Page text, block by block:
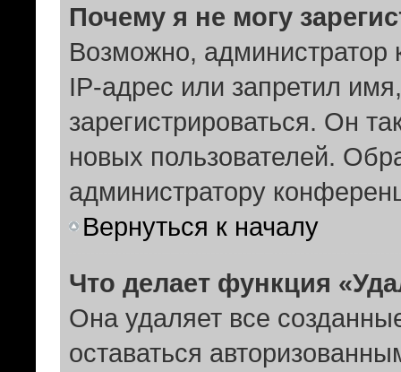
Почему я не могу
Возможно,
IP-адрес или запретил
зарегистрироваться. Он
новых пользователей.
администратору
Вернуться к началу
Что делает функция
Она удаляет все
оставаться